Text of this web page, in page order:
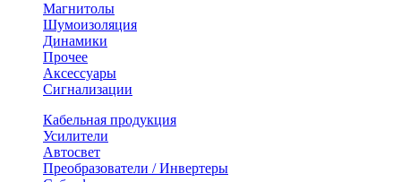
Магнитолы
Шумоизоляция
Динамики
Прочее
Аксессуары
Сигнализации
Кабельная продукция
Усилители
Автосвет
Преобразователи / Инвертеры